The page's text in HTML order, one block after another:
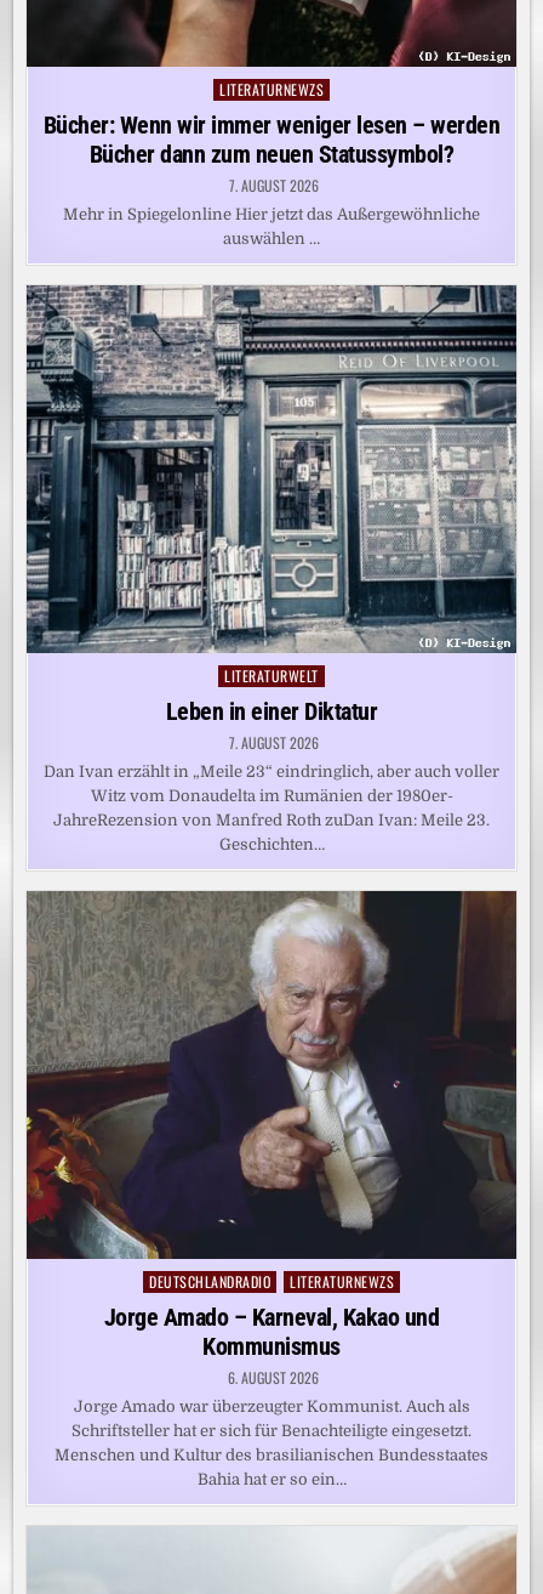
Posted
in
LITERATURNEWZS
Bücher: Wenn wir immer weniger lesen – werden
Bücher dann zum neuen Statussymbol?
7. AUGUST 2026
Mehr in Spiegelonline Hier jetzt das Außergewöhnliche
auswählen …
Posted
in
LITERATURWELT
Leben in einer Diktatur
7. AUGUST 2026
Dan Ivan erzählt in „Meile 23“ eindringlich, aber auch voller
Witz vom Donaudelta im Rumänien der 1980er-
JahreRezension von Manfred Roth zuDan Ivan: Meile 23.
Geschichten…
Posted
DEUTSCHLANDRADIO LITERATURNEWZS
Jorge Amado – Karneval, Kakao und
Kommunismus
6. AUGUST 2026
Jorge Amado war überzeugter Kommunist. Auch als
Schriftsteller hat er sich für Benachteiligte eingesetzt.
Menschen und Kultur des brasilianischen Bundesstaates
Bahia hat er so ein…